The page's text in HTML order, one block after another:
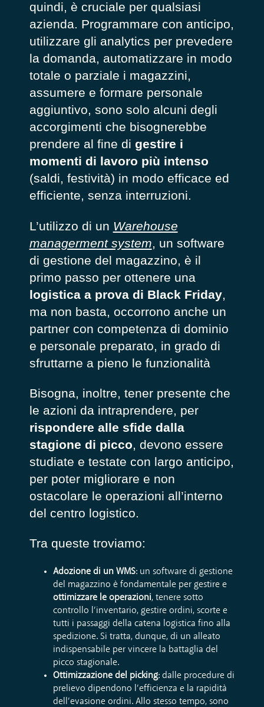
quindi, è cruciale per qualsiasi
azienda. Programmare con anticipo,
utilizzare gli analytics per prevedere
la domanda, automatizzare in modo
totale o parziale i magazzini,
assumere e formare personale
aggiuntivo, sono solo alcuni degli
accorgimenti che bisognerebbe
prendere al fine di gestire i
momenti di lavoro più intenso
(saldi, festività) in modo efficace ed
efficiente, senza interruzioni.
L’utilizzo di un Warehouse
managerment system, un software
di gestione del magazzino, è il
primo passo per ottenere una
logistica a prova di Black Friday,
ma non basta, occorrono anche un
partner con competenza di dominio
e personale preparato, in grado di
sfruttarne a pieno le funzionalità
Bisogna, inoltre, tener presente che
le azioni da intraprendere, per
rispondere alle sfide dalla
stagione di picco, devono essere
studiate e testate con largo anticipo,
per poter migliorare e non
ostacolare le operazioni all’interno
del centro logistico.
Tra queste troviamo:
Adozione di un WMS:un software di gestione
del magazzino è fondamentale per gestire e
ottimizzare le operazioni, tenere sotto
controllo l’inventario, gestire ordini, scorte e
tutti i passaggi della catena logistica fino alla
spedizione. Si tratta, dunque, di un alleato
indispensabile per vincere la battaglia del
picco stagionale.
Ottimizzazione del picking:dalle procedure di
prelievo dipendono l’efficienza e la rapidità
dell’evasione ordini. Allo stesso tempo, sono